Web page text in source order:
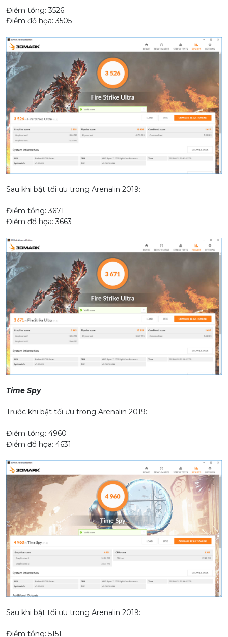
Điểm tổng: 3526
Điểm đồ họa: 3505
Sau khi bật tối ưu trong Arenalin 2019:
Điểm tổng: 3671
Điểm đồ họa: 3663
Time Spy
Trước khi bật tối ưu trong Arenalin 2019:
Điểm tổng: 4960
Điểm đồ họa: 4631
Sau khi bật tối ưu trong Arenalin 2019:
Điểm tổng: 5151